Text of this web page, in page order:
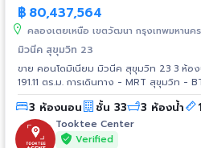
฿ 80,437,564
คลองเตยเหนือ เขตวัฒนา กรุงเทพมหานคร
มิวนีค สุขุมวิท 23
ขาย คอนโดมิเนียม มิวนีค สุขุมวิท 23 3 ห้อ
191.11 ตร.ม. การเดินทาง - MRT สุขุมวิท - BTS อโศก - ARL มักกะสัน -
รถไฟฟ้าสายสีส้ม สถานที่ใกล้เคียง - Terminal 21 - Singha Complex -
Emporium - Central พระราม 9 - ม.ศรีนค
ม.แม่ฟ้าหลวง - Sino Thai Tower - สวนเ
3 ห้องนอน ชั้น 33 3 ห้องน้ำ
Tooktee Center
Verified